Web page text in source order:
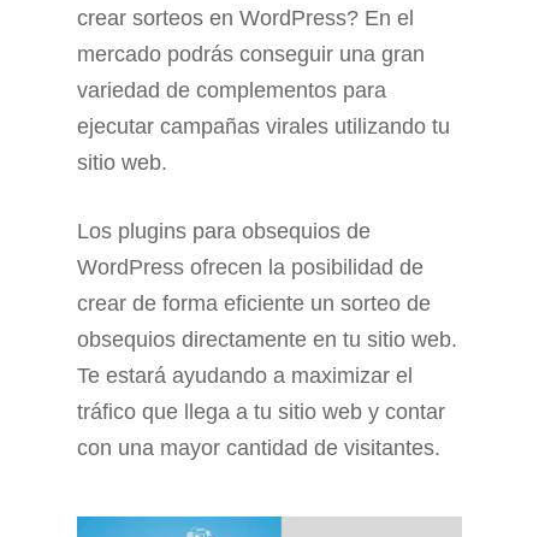
crear sorteos en WordPress? En el
mercado podrás conseguir una gran
variedad de complementos para
ejecutar campañas virales utilizando tu
sitio web.
Los plugins para obsequios de
WordPress ofrecen la posibilidad de
crear de forma eficiente un sorteo de
obsequios directamente en tu sitio web.
Te estará ayudando a maximizar el
tráfico que llega a tu sitio web y contar
con una mayor cantidad de visitantes.